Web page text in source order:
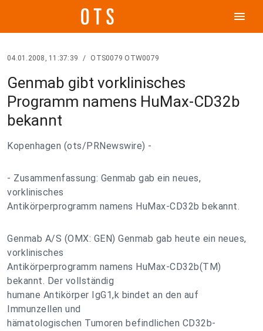
menu
04.01.2008, 11:37:39 / OTS0079 OTW0079
Genmab gibt vorklinisches
Programm namens HuMax-CD32b
bekannt
Kopenhagen (ots/PRNewswire) -
- Zusammenfassung: Genmab gab ein neues,
vorklinisches
Antikörperprogramm namens HuMax-CD32b bekannt.
Genmab A/S (OMX: GEN) Genmab gab heute ein neues,
vorklinisches
Antikörperprogramm namens HuMax-CD32b(TM)
bekannt. Der vollständig
humane Antikörper IgG1,k bindet an den auf
Immunzellen und
hämatologischen Tumoren befindlichen CD32b-